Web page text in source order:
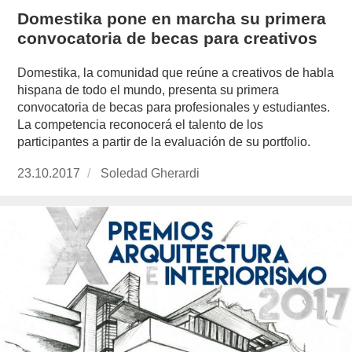
Domestika pone en marcha su primera
convocatoria de becas para creativos
Domestika, la comunidad que reúne a creativos de habla
hispana de todo el mundo, presenta su primera
convocatoria de becas para profesionales y estudiantes.
La competencia reconocerá el talento de los
participantes a partir de la evaluación de su portfolio.
Publicado
23.10.2017
https://www.experimenta.es/author/soledad-
Soledad Gherardi